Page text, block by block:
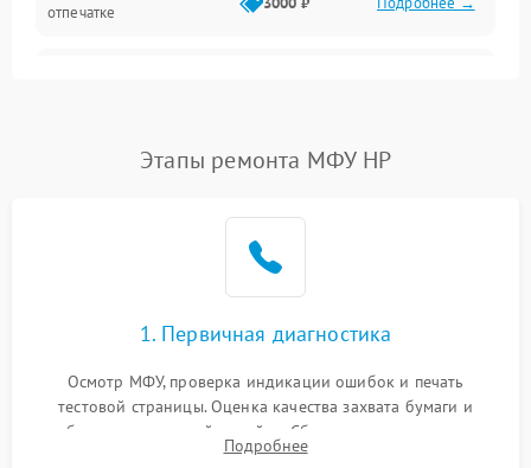
отпечатке
Этапы ремонта МФУ HP
1. Первичная диагностика
Осмотр МФУ, проверка индикации ошибок и печать
тестовой страницы. Оценка качества захвата бумаги и
работы сканирующей линейки. Сбор данных о замятиях,
дефектах изображения или посторонних шумах при работе.
Подробнее